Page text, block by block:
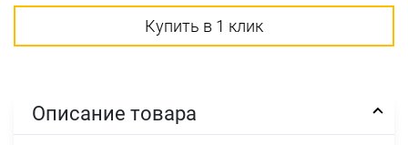
Купить в 1 клик
Описание товара